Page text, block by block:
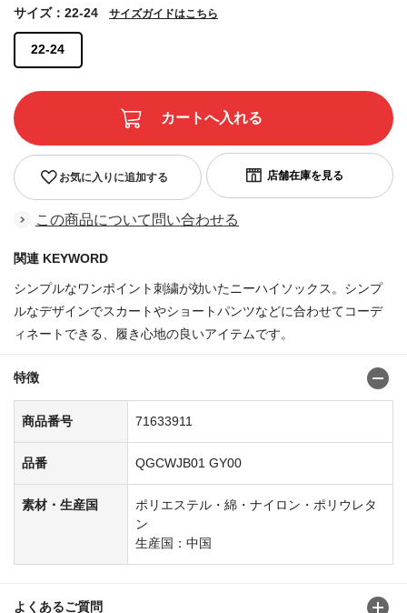
22-24
サイズ：22-24 サイズガイドはこちら
お気に入りに追加する
この商品について問い合わせる
関連 KEYWORD
シンプルなワンポイント刺繍が効いたニーハイソックス。シンプ
ルなデザインでスカートやショートパンツなどに合わせてコーデ
ィネートできる、履き心地の良いアイテムです。
特徴
商品番号 71633911
品番 QGCWJB01 GY00
素材・生産国
ポリエステル・綿・ナイロン・ポリウレタ
ン
生産国：中国
よくあるご質問